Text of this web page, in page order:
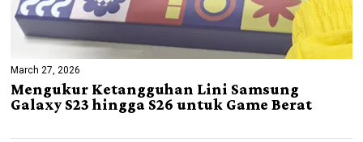
March 27, 2026
Mengukur Ketangguhan Lini Samsung
Galaxy S23 hingga S26 untuk Game Berat